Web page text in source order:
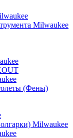
Milwaukee
(Фены)
Milwaukee